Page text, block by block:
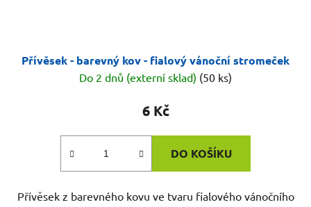
Přívěsek - barevný kov - fialový vánoční stromeček
Do 2 dnů (externí sklad) (50 ks)
6 Kč
DO KOŠÍKU
Přívěsek z barevného kovu ve tvaru fialového vánočního